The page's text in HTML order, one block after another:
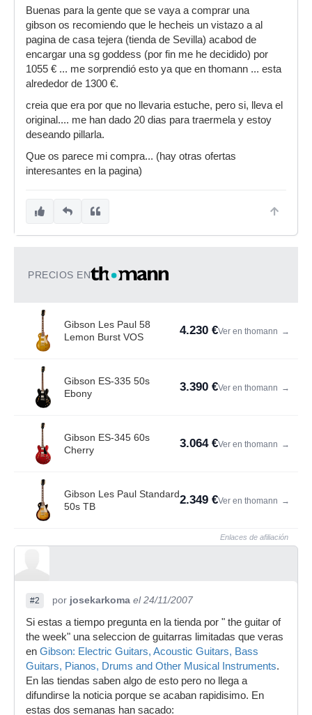
Buenas para la gente que se vaya a comprar una
gibson os recomiendo que le hecheis un vistazo a al
pagina de casa tejera (tienda de Sevilla) acabod de
encargar una sg goddess (por fin me he decidido) por
1055 € ... me sorprendió esto ya que en thomann ... esta
alrededor de 1300 €.
creia que era por que no llevaria estuche, pero si, lleva el
original.... me han dado 20 dias para traermela y estoy
deseando pillarla.
Que os parece mi compra... (hay otras ofertas
interesantes en la pagina)
PRECIOS EN
Gibson Les Paul 58
Lemon Burst VOS
4.230 €Ver en thomann →
Gibson ES-335 50s
Ebony
3.390 €Ver en thomann →
Gibson ES-345 60s
Cherry
3.064 €Ver en thomann →
Gibson Les Paul Standard
50s TB
2.349 €Ver en thomann →
Enlaces de afiliación
#2 por josekarkoma el 24/11/2007
Si estas a tiempo pregunta en la tienda por " the guitar of
the week" una seleccion de guitarras limitadas que veras
en Gibson: Electric Guitars, Acoustic Guitars, Bass
Guitars, Pianos, Drums and Other Musical Instruments.
En las tiendas saben algo de esto pero no llega a
difundirse la noticia porque se acaban rapidisimo. En
estas dos semanas han sacado: